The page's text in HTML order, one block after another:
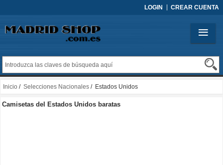
LOGIN CREAR CUENTA
Inicio / Selecciones Nacionales / Estados Unidos
Camisetas del Estados Unidos baratas